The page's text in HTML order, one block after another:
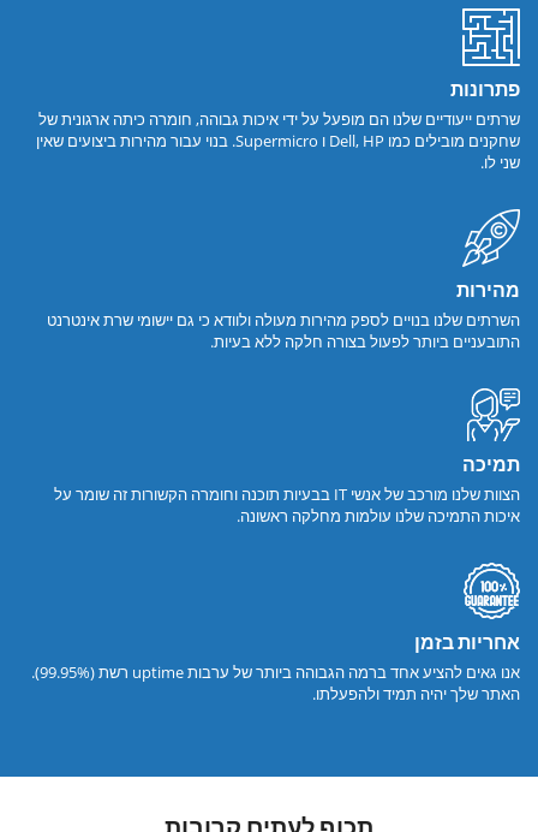
פתרונות
שרתים ייעודיים שלנו הם מופעל על ידי איכות גבוהה, חומרה כיתה ארגונית של
שחקנים מובילים כמו Dell, HP ו Supermicro. בנוי עבור מהירות ביצועים שאין
שני לו.
מהירות
השרתים שלנו בנויים לספק מהירות מעולה ולוודא כי גם יישומי שרת אינטרנט
התובעניים ביותר לפעול בצורה חלקה ללא בעיות.
תמיכה
הצוות שלנו מורכב של אנשי IT בבעיות תוכנה וחומרה הקשורות זה שומר על
איכות התמיכה שלנו עולמות מחלקה ראשונה.
אחריות בזמן
אנו גאים להציע אחד ברמה הגבוהה ביותר של ערבות uptime רשת (99.95%).
האתר שלך יהיה תמיד ולהפעלתו.